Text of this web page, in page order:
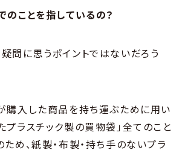
のことを指しているの？
問に思うポイントではないだろう
購入した商品を持ち運ぶために用い
プラスチック製の買物袋」全てのこと
ため、紙製・布製・持ち手のないプラ